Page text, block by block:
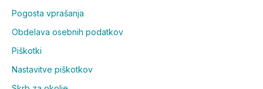
Pogosta vprašanja
Obdelava osebnih podatkov
Piškotki
Nastavitve piškotkov